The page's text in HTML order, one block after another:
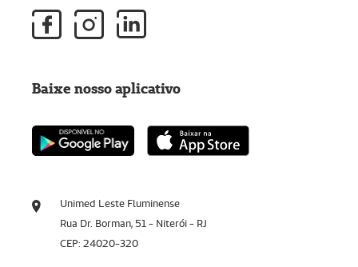
Unimed Leste Fluminense
Rua Dr. Borman, 51 - Niterói - RJ
CEP: 24020-320
Baixe nosso aplicativo